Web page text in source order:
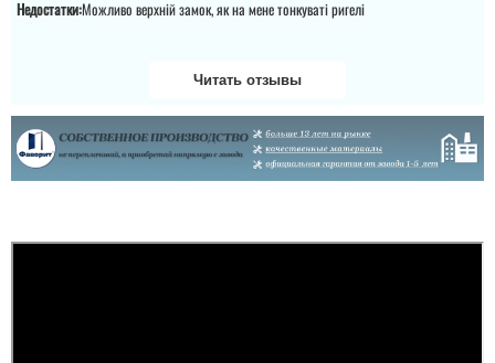
Жека
У нас по району недавно
этажный дом)
Недостатки:Можливо верхній замок, як на мене тонкуваті ригелі
Читать отзывы